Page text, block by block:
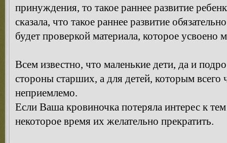
принуждения, то такое раннее развитие
сказала, что такое раннее развитие
будет проверкой материала, которое
Всем известно, что маленькие дети, да и
стороны старших, а для детей, которым всего
неприемлемо.
Если Ваша кровиночка потеряла интерес к
некоторое время их желательно прекратить.